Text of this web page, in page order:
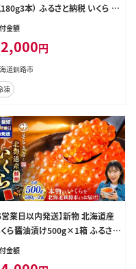
本） ふるさと納税 いくら F5
0010
金額
円
道釧路市
凍
営業日以内発送】新物 北海道産
ら醤油漬け500g×1箱 ふるさと
いくら
金額